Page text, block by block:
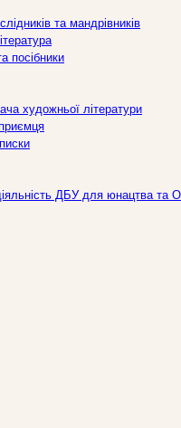
та мандрівників
посібники
художньої літератури
ДБУ для юнацтва